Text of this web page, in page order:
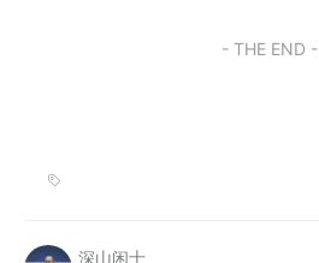
- THE END -
深山闲士